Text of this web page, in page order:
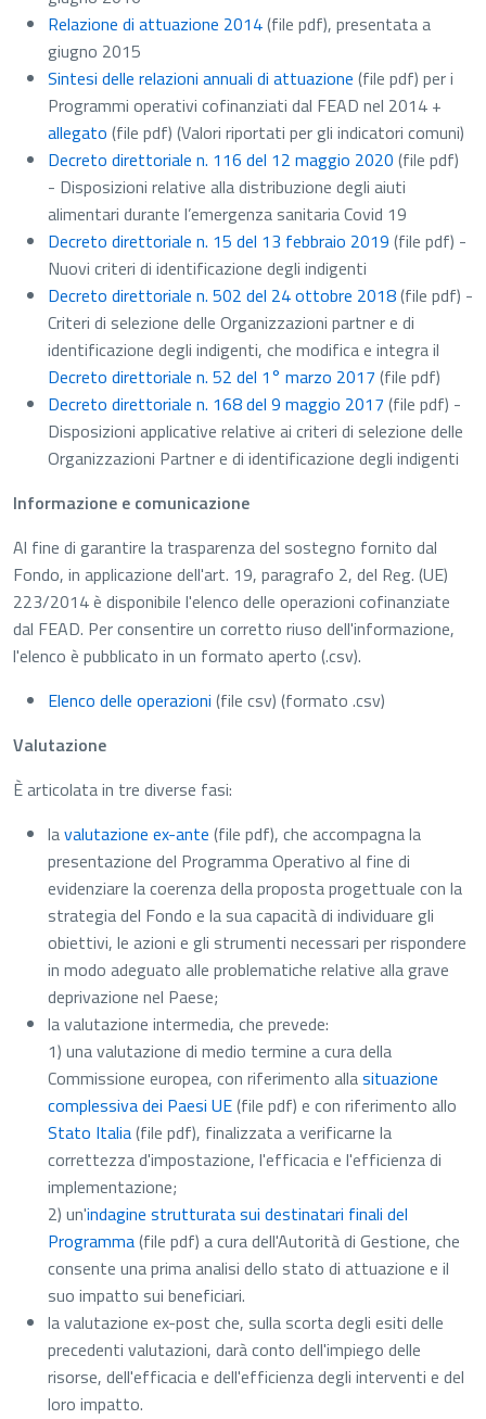
Relazione di attuazione 2014(file pdf), presentata a
giugno 2015
Sintesi delle relazioni annuali di attuazione (file pdf) per i
Programmi operativi cofinanziati dal FEAD nel 2014 +
allegato (file pdf) (Valori riportati per gli indicatori comuni)
Decreto direttoriale n. 116 del 12 maggio 2020 (file pdf)
- Disposizioni relative alla distribuzione degli aiuti
alimentari durante l’emergenza sanitaria Covid 19
Decreto direttoriale n. 15 del 13 febbraio 2019 (file pdf) -
Nuovi criteri di identificazione degli indigenti
Decreto direttoriale n. 502 del 24 ottobre 2018(file pdf) -
Criteri di selezione delle Organizzazioni partner e di
identificazione degli indigenti, che modifica e integra il
Decreto direttoriale n. 52 del 1° marzo 2017 (file pdf)
Decreto direttoriale n. 168 del 9 maggio 2017 (file pdf) -
Disposizioni applicative relative ai criteri di selezione delle
Organizzazioni Partner e di identificazione degli indigenti
Informazione e comunicazione
Al fine di garantire la trasparenza del sostegno fornito dal
Fondo, in applicazione dell'art. 19, paragrafo 2, del Reg. (UE)
223/2014 è disponibile l'elenco delle operazioni cofinanziate
dal FEAD. Per consentire un corretto riuso dell'informazione,
l'elenco è pubblicato in un formato aperto (.csv).
Elenco delle operazioni (file csv) (formato .csv)
Valutazione
È articolata in tre diverse fasi:
lavalutazione ex-ante (file pdf), che accompagna la
presentazione del Programma Operativo al fine di
evidenziare la coerenza della proposta progettuale con la
strategia del Fondo e la sua capacità di individuare gli
obiettivi, le azioni e gli strumenti necessari per rispondere
in modo adeguato alle problematiche relative alla grave
deprivazione nel Paese;
la valutazione intermedia, che prevede:
1) una valutazione di medio termine a cura della
Commissione europea, con riferimento allasituazione
complessiva dei Paesi UE(file pdf) e con riferimento allo
Stato Italia(file pdf), finalizzata a verificarne la
correttezza d'impostazione, l'efficacia e l'efficienza di
implementazione;
2) un'indagine strutturata sui destinatari finali del
Programma(file pdf) a cura dell'Autorità di Gestione, che
consente una prima analisi dello stato di attuazione e il
suo impatto sui beneficiari.
la valutazione ex-post che, sulla scorta degli esiti delle
precedenti valutazioni, darà conto dell'impiego delle
risorse, dell'efficacia e dell'efficienza degli interventi e del
loro impatto.